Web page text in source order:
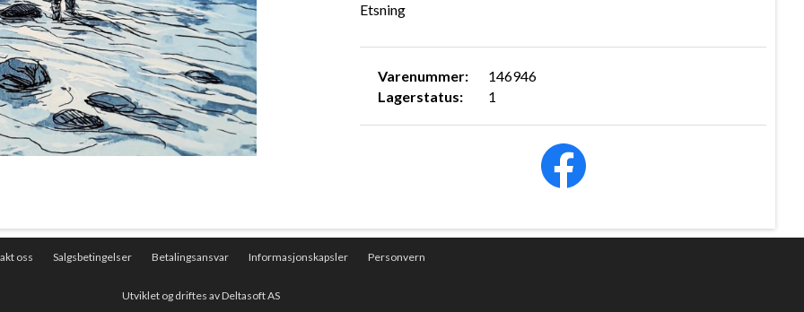
Varenummer:
146946
Lagerstatus:
1
Etsning
oss Salgsbetingelser Betalingsansvar Informasjonskapsler Personvern
Utviklet og driftes av Deltasoft AS